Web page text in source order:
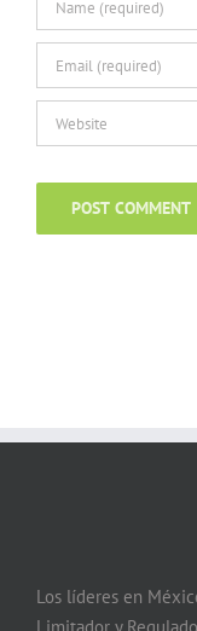
Los líderes en